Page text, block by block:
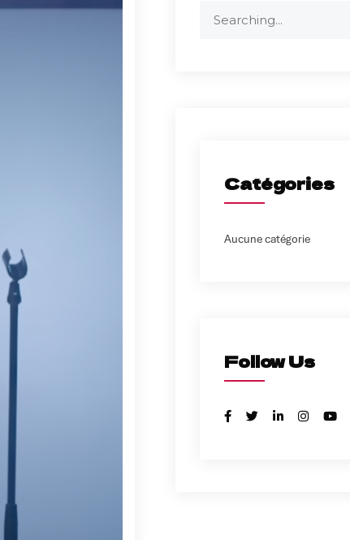
Catégories
Aucune catégorie
Follow Us